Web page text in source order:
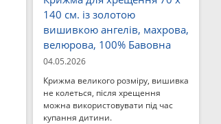
140 см. із золотою
вишивкою ангелів, махрова,
велюрова, 100% Бавовна
04.05.2026
Крижма великого розміру, вишивка
не колеться, після хрещення
можна використовувати під час
купання дитини.